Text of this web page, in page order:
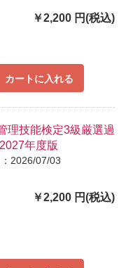
￥2,200 円(税込)
カートに入れる
理技能検定3級厳選過
年度版
2026/07/03
￥2,200 円(税込)